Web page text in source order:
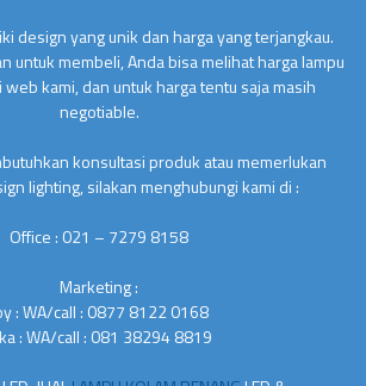
design yang unik dan harga yang terjangkau.
untuk membeli, Anda bisa melihat harga lampu
web kami, dan untuk harga tentu saja masih
negotiable.
konsultasi produk atau memerlukan
lighting, silakan menghubungi kami di :
Office : 021 – 7279 8158
Marketing :
: WA/call : 0877 8122 0168
: WA/call : 081 38294 8819